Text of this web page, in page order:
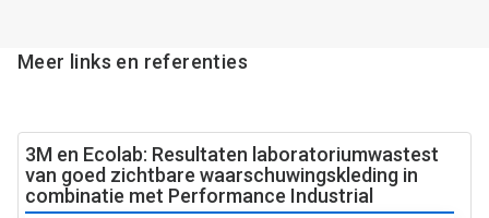
Meer links en referenties
3M en Ecolab: Resultaten laboratoriumwastest
van goed zichtbare waarschuwingskleding in
combinatie met Performance Industrial​​​​​​​